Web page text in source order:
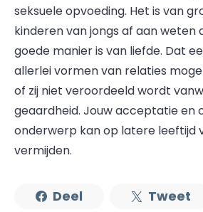
seksuele opvoeding. Het is van
kinderen van jongs af aan weten
goede manier is van liefde. Dat
allerlei vormen van relaties
of zij niet veroordeeld wordt
geaardheid. Jouw acceptatie en
onderwerp kan op latere leeftijd
vermijden.
Deel Tweet